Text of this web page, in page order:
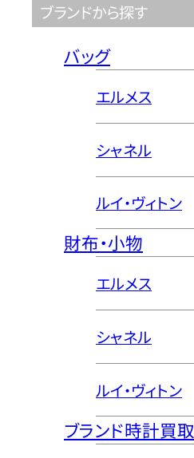
ブランドから探す
バッグ
エルメス
シャネル
ルイ・ヴィトン
財布・小物
エルメス
シャネル
ルイ・ヴィトン
ブランド時計買取